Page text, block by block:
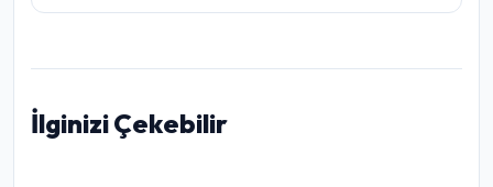
İlginizi Çekebilir